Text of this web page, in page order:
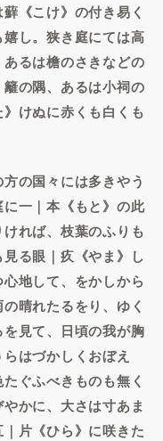
《こけ》の付き易く
し。狭き庭にては高
るは檐のさきなどの
の隅、あるは小祠の
けぬに赤くも白くも
の国々には多きやう
一｜本《もと》の此
れば、枝葉のふりも
る眼｜疚《やま》し
地して、をかしから
晴れたるをり、ゆく
見て、日頃の我が胸
はづかしくおぼえ
ぐふべきものも無く
かに、大さは寸あま
片《ひら》に咲きた